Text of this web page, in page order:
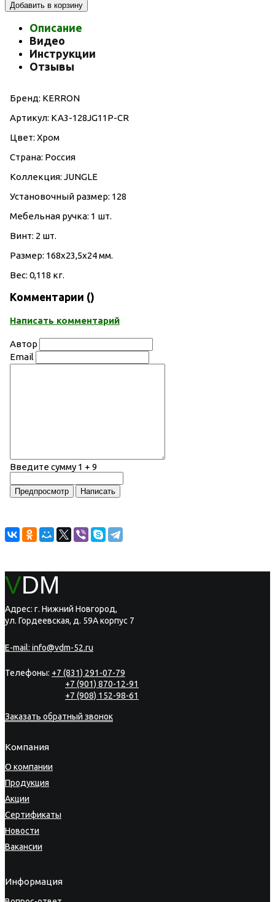
Добавить в корзину
Описание
Видео
Инструкции
Отзывы
Бренд: KERRON
Артикул: KA3-128JG11P-CR
Цвет: Хром
Страна: Россия
Коллекция: JUNGLE
Установочный размер: 128
Мебельная ручка: 1 шт.
Винт: 2 шт.
Размер: 168х23,5х24 мм.
Вес: 0,118 кг.
Комментарии ()
Написать комментарий
Автор
Email
Введите сумму 1 + 9
VDM
Адрес: г. Нижний Новгород,
ул. Гордеевская, д. 59А корпус 7
E-mail: info@vdm-52.ru
Телефоны: +7 (831) 291-07-79
+7 (901) 870-12-91
+7 (908) 152-98-61
Заказать обратный звонок
Компания
О компании
Продукция
Акции
Сертификаты
Новости
Вакансии
Информация